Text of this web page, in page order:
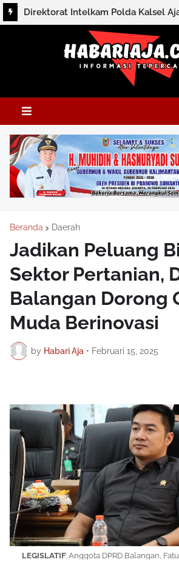
Direktorat Intelkam Polda Kalsel
Masyarakat Perkuat Persatuan
Silaturahmi dan Dialog Kamtibmas
Beranda Daerah
Jadikan Peluang
Sektor Pertanian,
Balangan Dorong
Muda Berinovasi
by Habari Aja • Februari 15, 2025
LEGISLATIF: Anggota DPRD Balangan,